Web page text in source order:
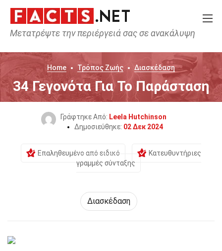
Μετατρέψτε την περιέργειά σας σε ανακάλυψη
Home Τρόπος Ζωής Διασκέδαση
34 Γεγονότα Για Το Παράσταση
Γράφτηκε Από: Leela Hutchinson
Δημοσιεύθηκε: 02 Δεκ 2024
Επαληθευμένο από ειδικό
Κατευθυντήριες
γραμμές σύνταξης
Διασκέδαση